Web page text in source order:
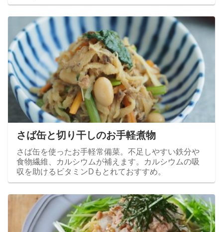
さば缶と切り干しのお手軽煮物
さば缶を使ったお手軽常備菜。不足しやすい鉄分や
食物繊維、カルシウムが補えます。カルシウムの吸
収を助けるビタミンDもとれておすすめ。